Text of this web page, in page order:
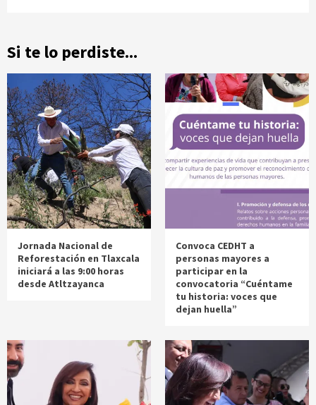
Si te lo perdiste...
Jornada Nacional de
Reforestación en Tlaxcala
iniciará a las 9:00 horas
desde Atltzayanca
Convoca CEDHT a
personas mayores a
participar en la
convocatoria “Cuéntame
tu historia: voces que
dejan huella”